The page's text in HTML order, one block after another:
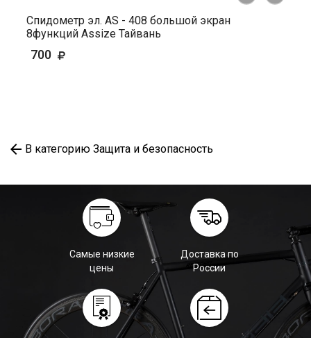
Спидометр эл. AS - 408 большой экран
8функций Assize Тайвань
700
В категорию Защита и безопасность
Самые низкие
цены
Доставка по
России